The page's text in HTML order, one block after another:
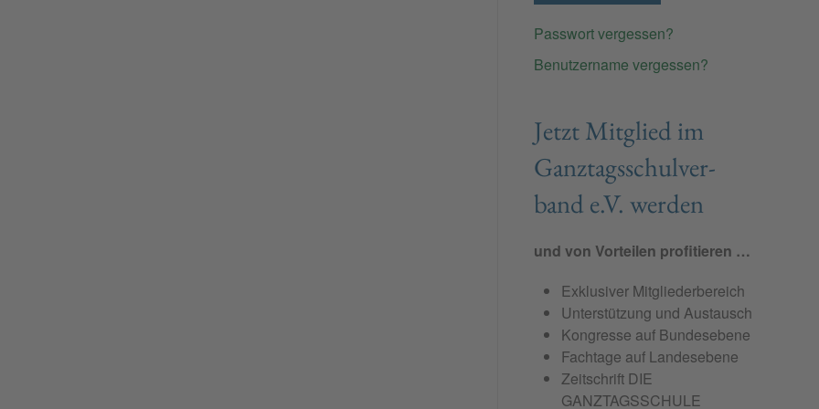
Passwort vergessen?
Benutzername vergessen?
Jetzt Mit­glied im
Ganz­tags­schul­ver­
band e.V. wer­den
und von Vorteilen profitieren …
Exklusiver Mitgliederbereich
Unterstützung und Austausch
Kongresse auf Bundesebene
Fachtage auf Landesebene
Zeitschrift DIE
GANZTAGSSCHULE